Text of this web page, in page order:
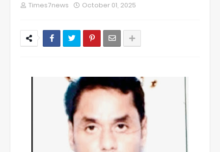
Times7news October 01, 2025